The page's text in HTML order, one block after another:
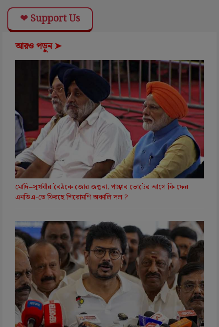
❤ Support Us
আরও পড়ুন ➤
মোদি–সুখবীর বৈঠকে জোর জল্পনা, পাঞ্জাব ভোটের আগে কি ফের
এনডিএ-তে ফিরছে শিরোমণি অকালি দল ?